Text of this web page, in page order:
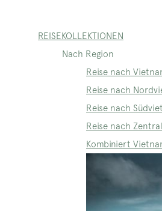
REISEKOLLEKTIONEN
Nach Region
Reise nach
Reise nach
Reise nach
Reise nach
Kombiniert